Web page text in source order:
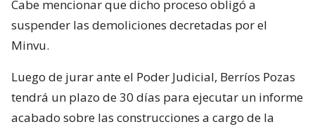
Cabe mencionar que dicho proceso obligó a
suspender las demoliciones decretadas por el
Minvu.
Luego de jurar ante el Poder Judicial, Berríos Pozas
tendrá un plazo de 30 días para ejecutar un informe
acabado sobre las construcciones a cargo de la